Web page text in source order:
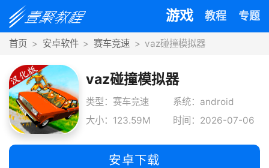
游戏 教程 专题
首页 安卓软件 赛车竞速 vaz碰撞模拟器
vaz碰撞模拟器
类型：赛车竞速
系统：android
大小：123.59M
时间：2026-07-06
安卓下载